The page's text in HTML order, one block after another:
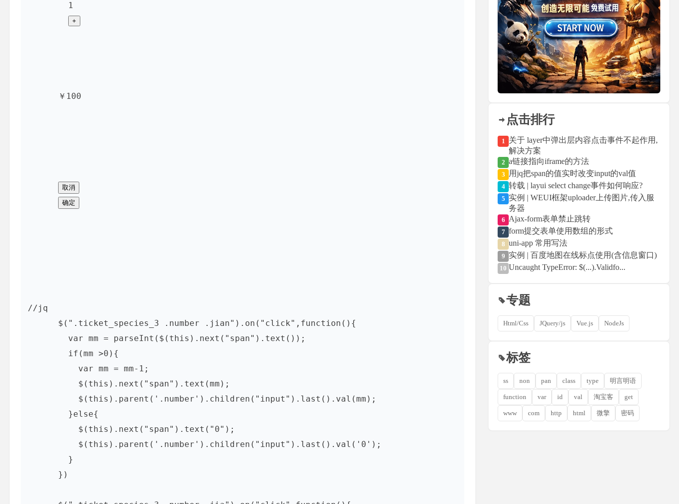
1
￥100
//jq
点击排行
1 关于 layer中弹出层内容点击事件不起作用,
解决方案
2 a链接指向iframe的方法
3 用jq把span的值实时改变input的val值
4 转载 | layui select change事件如何响应?
5 实例 | WEUI框架uploader上传图片,传入服
务器
6 Ajax-form表单禁止跳转
7 form提交表单使用数组的形式
8 uni-app 常用写法
9 实例 | 百度地图在线标点使用(含信息窗口)
10 Uncaught TypeError: $(...).Validfo...
专题
Html/Css JQuery/js Vue.js NodeJs
标签
ss non pan class type 明言明语
function var id val 淘宝客 get
www com http html 微擎 密码